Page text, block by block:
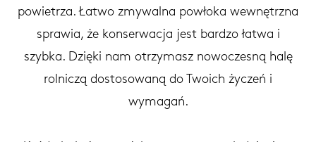
powietrza. Łatwo zmywalna powłoka wewnętrzna
sprawia, że konserwacja jest bardzo łatwa i
szybka. Dzięki nam otrzymasz nowoczesną halę
rolniczą dostosowaną do Twoich życzeń i
wymagań.